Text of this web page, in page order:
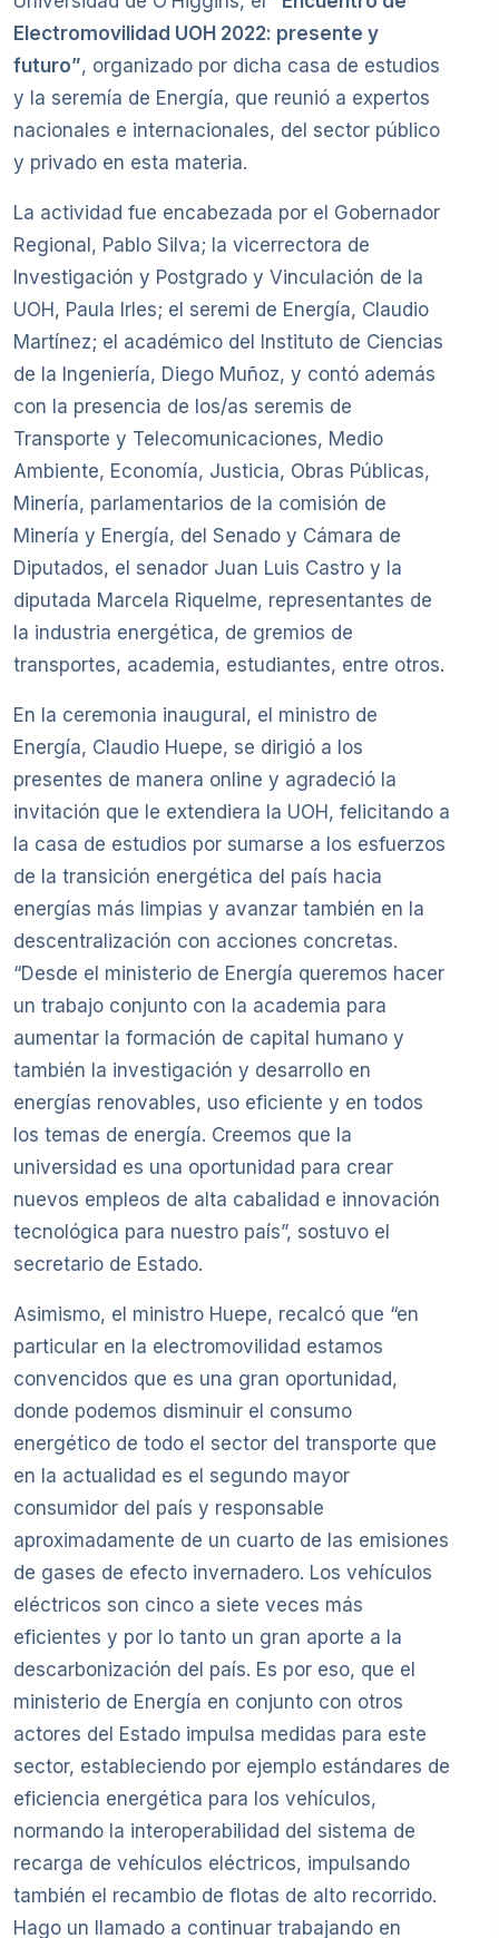
Electromovilidad UOH 2022: presente y
futuro”, organizado por dicha casa de estudios
y la seremía de Energía, que reunió a expertos
nacionales e internacionales, del sector público
y privado en esta materia.
La actividad fue encabezada por el Gobernador
Regional, Pablo Silva; la vicerrectora de
Investigación y Postgrado y Vinculación de la
UOH, Paula Irles; el seremi de Energía, Claudio
Martínez; el académico del Instituto de Ciencias
de la Ingeniería, Diego Muñoz, y contó además
con la presencia de los/as seremis de
Transporte y Telecomunicaciones, Medio
Ambiente, Economía, Justicia, Obras Públicas,
Minería, parlamentarios de la comisión de
Minería y Energía, del Senado y Cámara de
Diputados, el senador Juan Luis Castro y la
diputada Marcela Riquelme, representantes de
la industria energética, de gremios de
transportes, academia, estudiantes, entre otros.
En la ceremonia inaugural, el ministro de
Energía, Claudio Huepe, se dirigió a los
presentes de manera online y agradeció la
invitación que le extendiera la UOH, felicitando a
la casa de estudios por sumarse a los esfuerzos
de la transición energética del país hacia
energías más limpias y avanzar también en la
descentralización con acciones concretas.
“Desde el ministerio de Energía queremos hacer
un trabajo conjunto con la academia para
aumentar la formación de capital humano y
también la investigación y desarrollo en
energías renovables, uso eficiente y en todos
los temas de energía. Creemos que la
universidad es una oportunidad para crear
nuevos empleos de alta cabalidad e innovación
tecnológica para nuestro país”, sostuvo el
secretario de Estado.
Asimismo, el ministro Huepe, recalcó que “en
particular en la electromovilidad estamos
convencidos que es una gran oportunidad,
donde podemos disminuir el consumo
energético de todo el sector del transporte que
en la actualidad es el segundo mayor
consumidor del país y responsable
aproximadamente de un cuarto de las emisiones
de gases de efecto invernadero. Los vehículos
eléctricos son cinco a siete veces más
eficientes y por lo tanto un gran aporte a la
descarbonización del país. Es por eso, que el
ministerio de Energía en conjunto con otros
actores del Estado impulsa medidas para este
sector, estableciendo por ejemplo estándares de
eficiencia energética para los vehículos,
normando la interoperabilidad del sistema de
recarga de vehículos eléctricos, impulsando
también el recambio de flotas de alto recorrido.
Hago un llamado a continuar trabajando en